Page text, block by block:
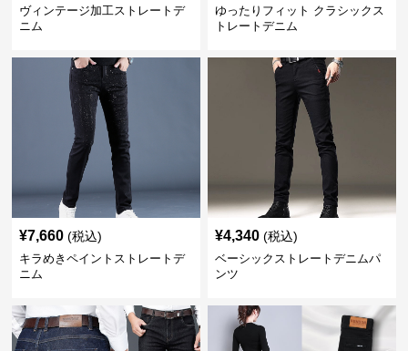
ヴィンテージ加工ストレートデ
ニム
ゆったりフィット クラシックス
トレートデニム
¥7,660 (税込)
キラめきペイントストレートデ
ニム
¥4,340 (税込)
ベーシックストレートデニムパ
ンツ